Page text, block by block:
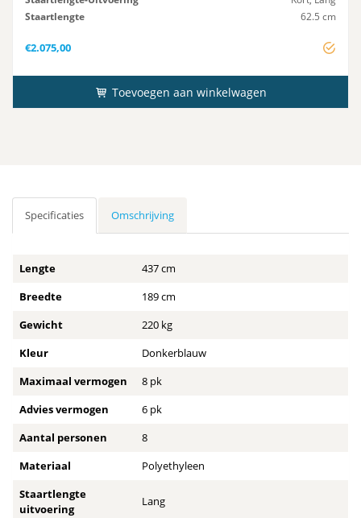
Staartlengte
62.5 cm
€2.075,00
Toevoegen aan winkelwagen
Specificaties Omschrijving
Lengte
437 cm
Breedte
189 cm
Gewicht
220 kg
Kleur
Donkerblauw
Maximaal vermogen
8 pk
Advies vermogen
6 pk
Aantal personen
8
Materiaal
Polyethyleen
Staartlengte
uitvoering
Lang